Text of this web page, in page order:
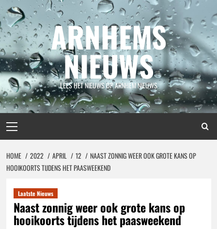
Spring
naar
inhoud
ARNHEMS
NIEUWS
LEES HET NIEUWS OP ARNHEM NIEUWS
menu
HOME 2022 APRIL 12
NAAST ZONNIG WEER OOK GROTE KANS OP
HOOIKOORTS TIJDENS HET PAASWEEKEND
Laatste Nieuws
Naast zonnig weer ook grote kans op
hooikoorts tijdens het paasweekend